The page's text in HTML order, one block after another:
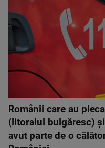
Românii care au
(litoralul bulgăresc)
avut parte de o